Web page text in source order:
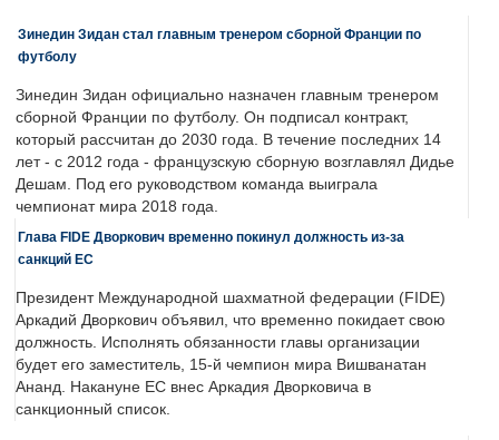
Зинедин Зидан стал главным тренером сборной Франции по
футболу
Зинедин Зидан официально назначен главным тренером
сборной Франции по футболу. Он подписал контракт,
который рассчитан до 2030 года. В течение последних 14
лет - с 2012 года - французскую сборную возглавлял Дидье
Дешам. Под его руководством команда выиграла
чемпионат мира 2018 года.
Глава FIDE Дворкович временно покинул должность из-за
санкций ЕС
Президент Международной шахматной федерации (FIDE)
Аркадий Дворкович объявил, что временно покидает свою
должность. Исполнять обязанности главы организации
будет его заместитель, 15-й чемпион мира Вишванатан
Ананд. Накануне ЕС внес Аркадия Дворковича в
санкционный список.